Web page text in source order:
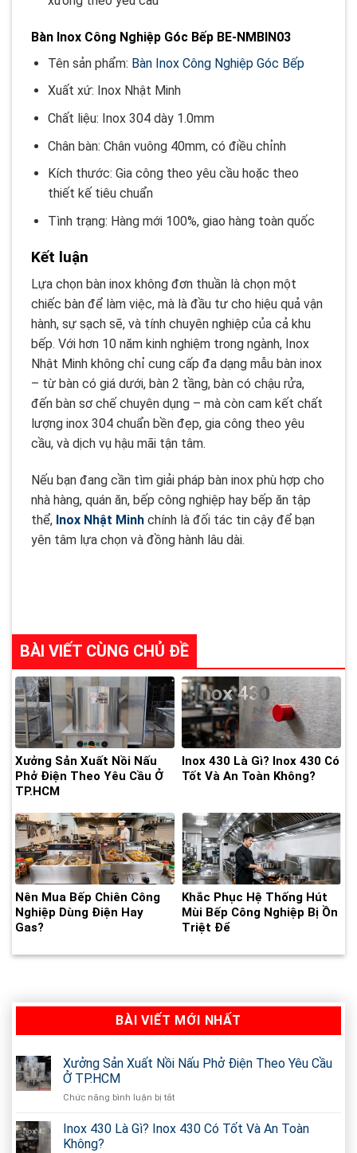
Bàn Inox Công Nghiệp Góc Bếp BE-NMBIN03
Tên sản phẩm: Bàn Inox Công Nghiệp Góc Bếp
Xuất xứ: Inox Nhật Minh
Chất liệu: Inox 304 dày 1.0mm
Chân bàn: Chân vuông 40mm, có điều chỉnh
Kích thước: Gia công theo yêu cầu hoặc theo
thiết kế tiêu chuẩn
Tình trạng: Hàng mới 100%, giao hàng toàn quốc
Kết luận
Lựa chọn bàn inox không đơn thuần là chọn một
chiếc bàn để làm việc, mà là đầu tư cho hiệu quả vận
hành, sự sạch sẽ, và tính chuyên nghiệp của cả khu
bếp. Với hơn 10 năm kinh nghiệm trong ngành, Inox
Nhật Minh không chỉ cung cấp đa dạng mẫu bàn inox
– từ bàn có giá dưới, bàn 2 tầng, bàn có chậu rửa,
đến bàn sơ chế chuyên dụng – mà còn cam kết chất
lượng inox 304 chuẩn bền đẹp, gia công theo yêu
cầu, và dịch vụ hậu mãi tận tâm.
Nếu bạn đang cần tìm giải pháp bàn inox phù hợp cho
nhà hàng, quán ăn, bếp công nghiệp hay bếp ăn tập
thể, Inox Nhật Minh chính là đối tác tin cậy để bạn
yên tâm lựa chọn và đồng hành lâu dài.
BÀI VIẾT CÙNG CHỦ ĐỀ
Xưởng Sản Xuất Nồi Nấu
Phở Điện Theo Yêu Cầu Ở
TP.HCM
Inox 430 Là Gì? Inox 430 Có
Tốt Và An Toàn Không?
Nên Mua Bếp Chiên Công
Nghiệp Dùng Điện Hay
Gas?
Khắc Phục Hệ Thống Hút
Mùi Bếp Công Nghiệp Bị Ồn
Triệt Để
BÀI VIẾT MỚI NHẤT
Xưởng Sản Xuất Nồi Nấu Phở Điện Theo Yêu Cầu
Ở TP.HCM
Chức năng bình luận bị tắt
Sản
Inox 430 Là Gì? Inox 430 Có Tốt Và An Toàn
Không?